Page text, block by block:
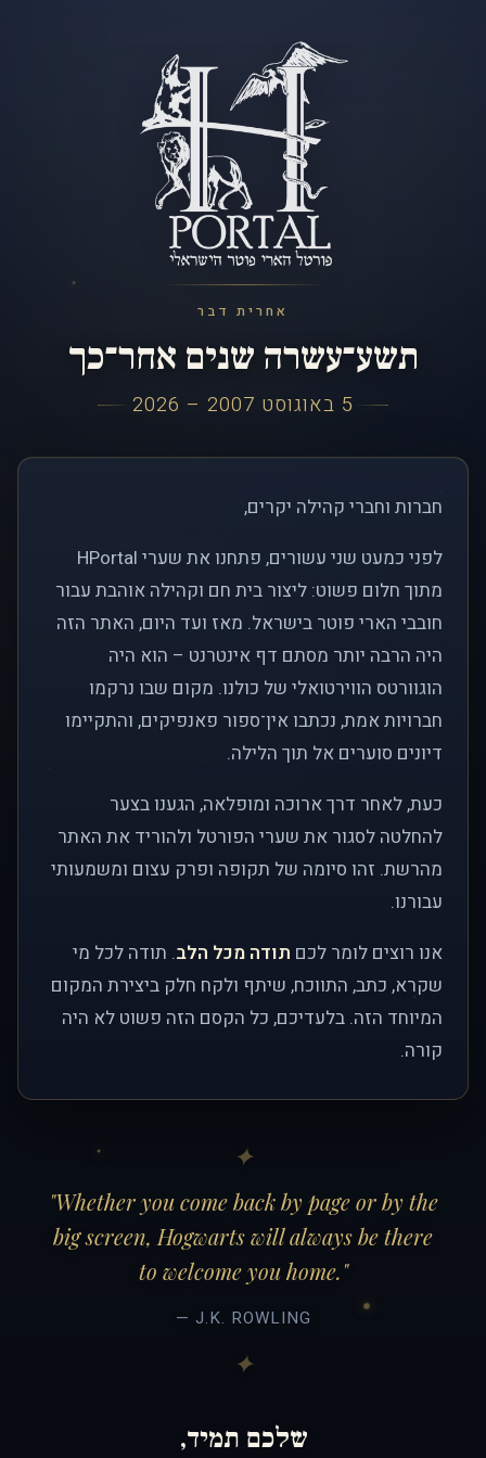
אחרית דבר
תשע־עשרה שנים אחר־כך
5 באוגוסט 2007 – 2026
חברות וחברי קהילה יקרים,
לפני כמעט שני עשורים, פתחנו את שערי HPortal
מתוך חלום פשוט: ליצור בית חם וקהילה אוהבת עבור
חובבי הארי פוטר בישראל. מאז ועד היום, האתר הזה
היה הרבה יותר מסתם דף אינטרנט – הוא היה
הוגוורטס הווירטואלי של כולנו. מקום שבו נרקמו
חברויות אמת, נכתבו אין־ספור פאנפיקים, והתקיימו
דיונים סוערים אל תוך הלילה.
כעת, לאחר דרך ארוכה ומופלאה, הגענו בצער
להחלטה לסגור את שערי הפורטל ולהוריד את האתר
מהרשת. זהו סיומה של תקופה ופרק עצום ומשמעותי
עבורנו.
אנו רוצים לומר לכם תודה מכל הלב. תודה לכל מי
שקרא, כתב, התווכח, שיתף ולקח חלק ביצירת המקום
המיוחד הזה. בלעדיכם, כל הקסם הזה פשוט לא היה
קורה.
"Whether you come back by page or by the
big screen, Hogwarts will always be there
to welcome you home."
— J.K. ROWLING
שלכם תמיד,